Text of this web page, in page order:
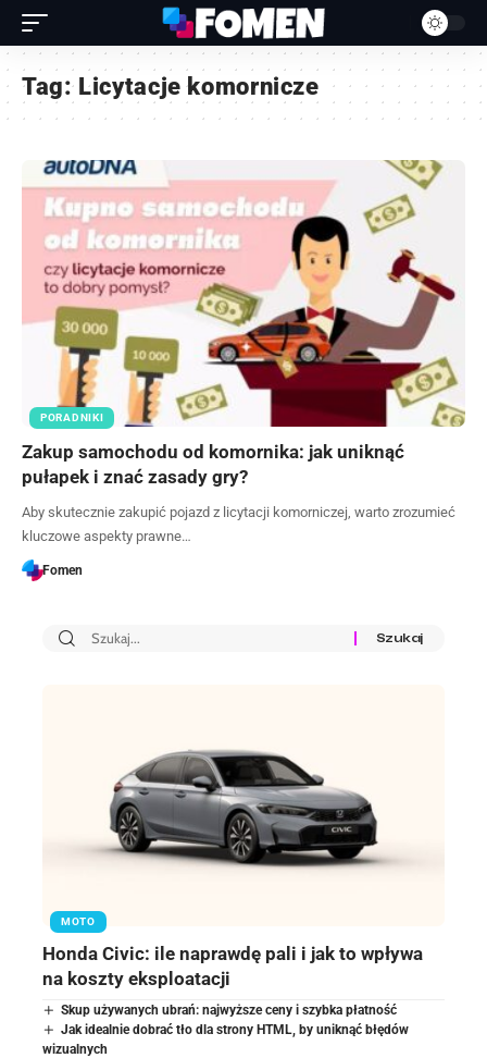
Tag: Licytacje komornicze
PORADNIKI
Zakup samochodu od komornika: jak uniknąć
pułapek i znać zasady gry?
Aby skutecznie zakupić pojazd z licytacji komorniczej, warto zrozumieć
kluczowe aspekty prawne…
Fomen
MOTO
Honda Civic: ile naprawdę pali i jak to wpływa
na koszty eksploatacji
Skup używanych ubrań: najwyższe ceny i szybka płatność
Jak idealnie dobrać tło dla strony HTML, by uniknąć błędów
wizualnych